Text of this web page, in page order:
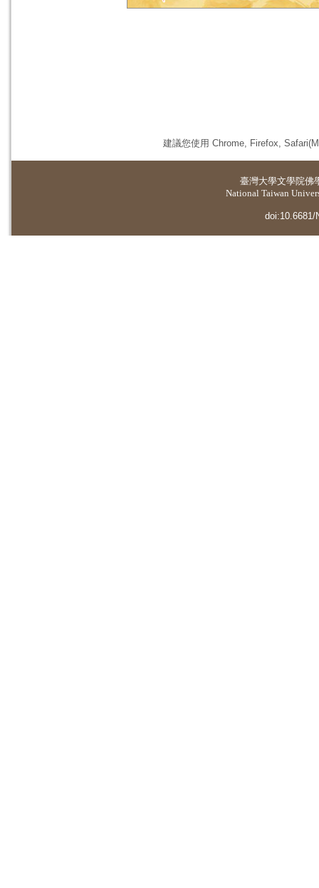
建議您使用 Chrome, Firefox,
臺灣大學文學院佛
National Taiwan
doi:10.6681/